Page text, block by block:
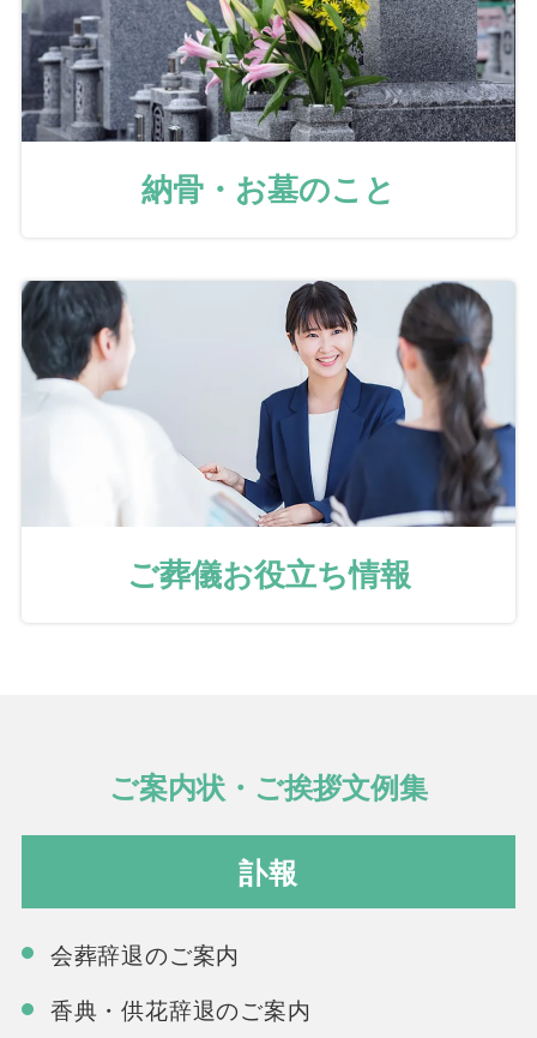
納骨・お墓のこと
ご葬儀お役立ち情報
ご案内状・ご挨拶文例集
訃報
会葬辞退のご案内
香典・供花辞退のご案内